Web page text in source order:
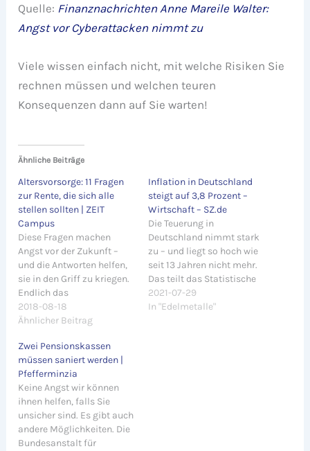
Quelle: Finanznachrichten Anne Mareile Walter:
Angst vor Cyberattacken nimmt zu
Viele wissen einfach nicht, mit welche Risiken Sie
rechnen müssen und welchen teuren
Konsequenzen dann auf Sie warten!
Ähnliche Beiträge
Altersvorsorge: 11 Fragen
zur Rente, die sich alle
stellen sollten | ZEIT
Campus
Diese Fragen machen
Angst vor der Zukunft –
und die Antworten helfen,
sie in den Griff zu kriegen.
Endlich das
Allerwichtigste zum
allerlangweiligsten Thema
Altersvorsorge: 11 Fragen
zur Rente, die sich alle
stellen sollten | ZEIT
Campus
2018-08-18
Ähnlicher Beitrag
Inflation in Deutschland
steigt auf 3,8 Prozent –
Wirtschaft – SZ.de
Die Teuerung in
Deutschland nimmt stark
zu – und liegt so hoch wie
seit 13 Jahren nicht mehr.
Das teilt das Statistische
Bundesamt mit. Quelle:
Inflation in Deutschland
2021-07-29
In "Edelmetalle"
Zwei Pensionskassen
müssen saniert werden |
Pfefferminzia
Keine Angst wir können
ihnen helfen, falls Sie
unsicher sind. Es gibt auch
andere Möglichkeiten. Die
Bundesanstalt für